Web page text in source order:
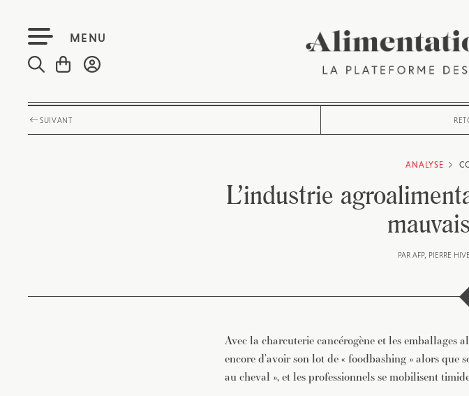
MENU
SUIVANT
ANALYSE
L’industrie
PAR AFP PIERRE
Avec la charcuterie cancérogène et les emballages
encore d’avoir son lot de « foodbashing » alors que
au cheval », et les professionnels se mobilisent
Pour recevoir toutes les
sélection d’articles …